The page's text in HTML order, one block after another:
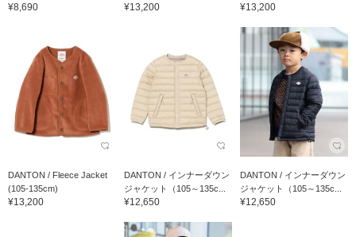
¥8,690 ¥13,200 ¥13,200
DANTON / Fleece Jacket
(105-135cm)
¥13,200
DANTON / インナーダウン
ジャケット（105～135c...
¥12,650
DANTON / インナーダウン
ジャケット（105～135c...
¥12,650